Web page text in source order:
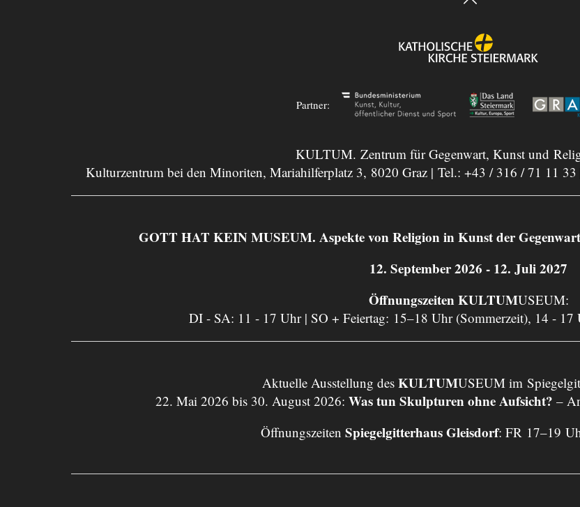
Partner:
KULTUM. Zentrum für Gegenwart, Kunst und
Kulturzentrum bei den Minoriten, Mariahilferplatz 3, 8020 Graz | Tel.: +43 / 316 / 71 11 33
GOTT HAT KEIN MUSEUM. Aspekte von Religion in Kunst der
12. September 2026 - 12. Juli 2027
Öffnungszeiten KULTUMUSEUM:
DI - SA: 11 - 17 Uhr | SO + Feiertag: 15–18 Uhr (Sommerzeit), 14 -
Aktuelle Ausstellung des KULTUMUSEUM im
22. Mai 2026 bis 30. August 2026: Was tun Skulpturen ohne Aufsicht? –
Öffnungszeiten Spiegelgitterhaus Gleisdorf: FR 17–19